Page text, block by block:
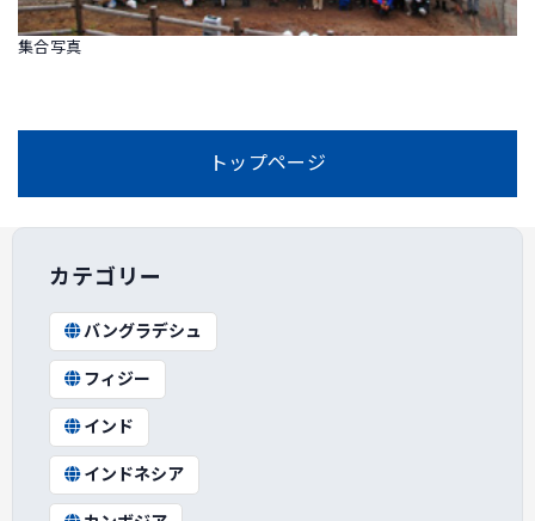
集合写真
トップページ
カテゴリー
バングラデシュ
フィジー
インド
インドネシア